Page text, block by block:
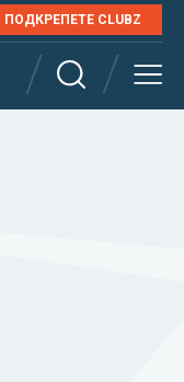
ПОДКРЕПЕТЕ CLUBZ